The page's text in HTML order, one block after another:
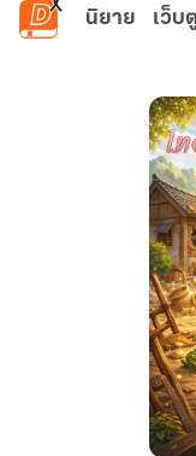
ข้ามไปยังเนื้อหาหลัก
นิยาย เว็บ